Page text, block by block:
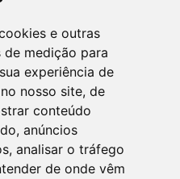
e outras
medição para
experiência de
nosso site, de
conteúdo
anúncios
analisar o tráfego
de onde vêm
SOCIAIS